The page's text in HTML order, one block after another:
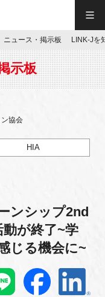
ニュース・掲示板 LINK-Jを
示板
協会
HIA
ンシップ2nd
が終了~学
じる機会に~